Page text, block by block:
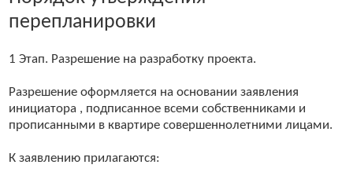
перепланировки
1 Этап. Разрешение на разработку проекта.
Разрешение оформляется на основании заявления
инициатора , подписанное всеми собственниками и
прописанными в квартире совершеннолетними лицами.
К заявлению прилагаются: